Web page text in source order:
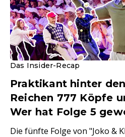
Das Insider-Recap
Praktikant hinter
Reichen 777 Köpfe
Wer hat Folge 5
Die fünfte Folge von "Joko &